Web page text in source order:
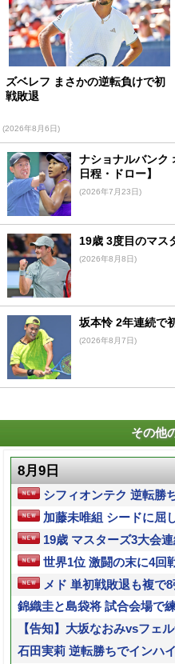
ズベレフ まさかの逆転負けで初
戦敗退
(2026年8月6日)
ナショナルバンク
日程・ドロー】
(2026年7月23日)
19歳 3度目のマス
(2026年8月8日)
坂本怜 2年連続で
(2026年8月7日)
その他
8月9日
シフィオンテク 逆転勝
加藤未唯組 シードに屈
19歳 マスターズ3大会
世界1位 激闘の末に4回
メド 単初戦敗退も複で8
錦織圭と島袋将 試合会場で
【告知】大坂なおみvsフェ
石田実莉 逆転勝ちでインハ